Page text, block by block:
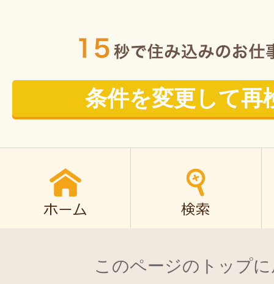
条件を変更して再
このページのトップ